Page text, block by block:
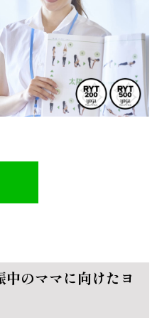
のママに向けたヨ